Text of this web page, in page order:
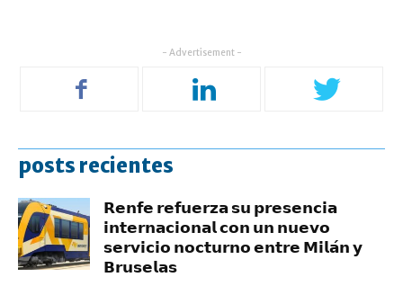
- Advertisement -
posts recientes
𝗥𝗲𝗻𝗳𝗲 𝗿𝗲𝗳𝘂𝗲𝗿𝘇𝗮 𝘀𝘂 𝗽𝗿𝗲𝘀𝗲𝗻𝗰𝗶𝗮
𝗶𝗻𝘁𝗲𝗿𝗻𝗮𝗰𝗶𝗼𝗻𝗮𝗹 𝗰𝗼𝗻 𝘂𝗻 𝗻𝘂𝗲𝘃𝗼
𝘀𝗲𝗿𝘃𝗶𝗰𝗶𝗼 𝗻𝗼𝗰𝘁𝘂𝗿𝗻𝗼 𝗲𝗻𝘁𝗿𝗲 𝗠𝗶𝗹𝗮́𝗻 𝘆
𝗕𝗿𝘂𝘀𝗲𝗹𝗮𝘀